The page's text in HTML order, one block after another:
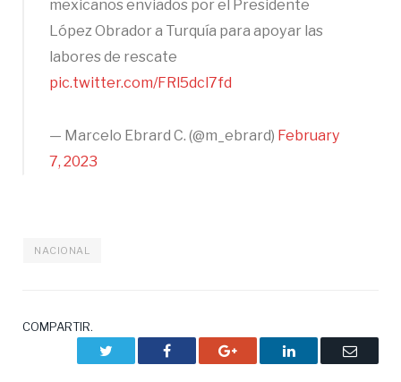
mexicanos enviados por el Presidente
López Obrador a Turquía para apoyar las
labores de rescate
pic.twitter.com/FRl5dcl7fd
— Marcelo Ebrard C. (@m_ebrard) February
7, 2023
NACIONAL
COMPARTIR.
Facebook Google+ LinkedIn
Correo